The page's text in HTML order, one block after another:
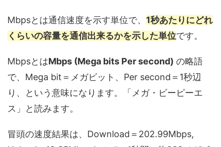
Mbpsとは通信速度を示す単位で、 1秒あたりにどれ
くらいの容量を通信出来るかを示した単位です。
MbpsとはMbps (Mega bits Per second) の略語
で、Mega bit＝メガビット、Per second＝1秒辺
り、という意味になります。「メガ・ビーピーエ
ス」と読みます。
冒頭の速度結果は、Download＝202.99Mbps,